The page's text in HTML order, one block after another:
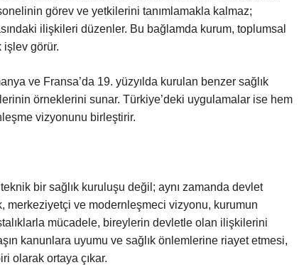
görev ve yetkilerini tanımlamakla kalmaz;
ilişkileri düzenler. Bu bağlamda kurum, toplumsal
işlev görür.
ve Fransa’da 19. yüzyılda kurulan benzer sağlık
örneklerini sunar. Türkiye’deki uygulamalar ise hem
vizyonunu birleştirir.
bir sağlık kuruluşu değil; aynı zamanda devlet
merkeziyetçi ve modernleşmeci vizyonu, kurumun
mücadele, bireylerin devletle olan ilişkilerini
kanunlara uyumu ve sağlık önlemlerine riayet etmesi,
olarak ortaya çıkar.